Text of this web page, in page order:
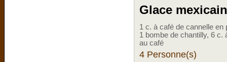
Glace
1 c. à café de cannelle
1 bombe de chantilly, 6 c.
au café
4 Personne(s)